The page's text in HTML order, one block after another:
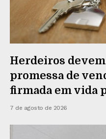
Herdeiros
promessa de
firmada em vida
7 de agosto de 2026